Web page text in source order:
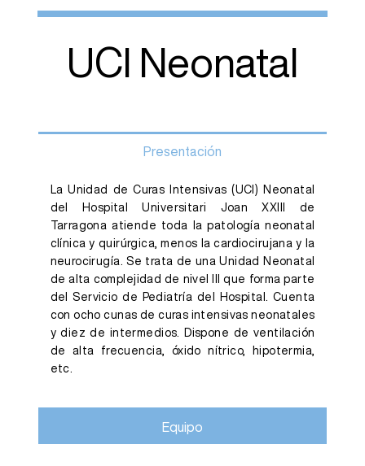
UCI Neonatal
Presentación
La Unidad de Curas Intensivas (UCI) Neonatal
del Hospital Universitari Joan XXIII de
Tarragona atiende toda la patología neonatal
clínica y quirúrgica, menos la cardiocirujana y la
neurocirugía. Se trata de una Unidad Neonatal
de alta complejidad de nivel III que forma parte
del Servicio de Pediatría del Hospital. Cuenta
con ocho cunas de curas intensivas neonatales
y diez de intermedios. Dispone de ventilación
de alta frecuencia, óxido nítrico, hipotermia,
etc.
Equipo